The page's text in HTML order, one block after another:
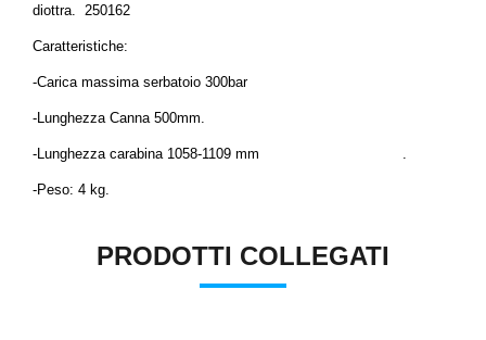
diottra.
250162
Caratteristiche:
-Carica massima serbatoio 300bar
-Lunghezza Canna 500mm.
-Lunghezza carabina 1058-1109 mm .
-Peso: 4 kg.
PRODOTTI COLLEGATI